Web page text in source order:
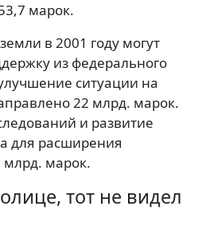
марок.
в 2001 году могут
из федерального
ситуации на
22 млрд. марок.
и развитие
для расширения
млрд. марок.
тот не видел